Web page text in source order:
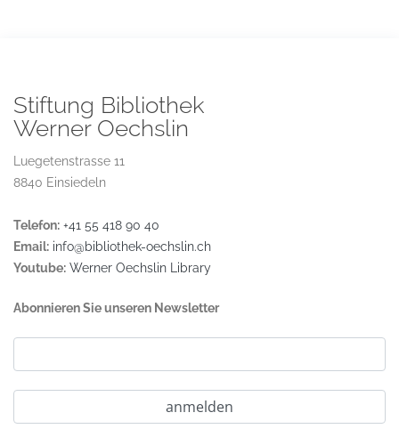
Stiftung Bibliothek
Werner Oechslin
Luegetenstrasse 11
8840 Einsiedeln
Telefon: +41 55 418 90 40
Email: info@bibliothek-oechslin.ch
Youtube: Werner Oechslin Library
Abonnieren Sie unseren Newsletter